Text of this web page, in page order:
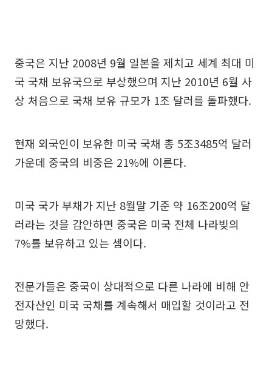
중국은 지난 2008년 9월 일본을 제치고 세계 최대 미
국 국채 보유국으로 부상했으며 지난 2010년 6월 사
상 처음으로 국채 보유 규모가 1조 달러를 돌파했다.
현재 외국인이 보유한 미국 국채 총 5조3485억 달러
가운데 중국의 비중은 21%에 이른다.
미국 국가 부채가 지난 8월말 기준 약 16조200억 달
러라는 것을 감안하면 중국은 미국 전체 나라빚의
7%를 보유하고 있는 셈이다.
전문가들은 중국이 상대적으로 다른 나라에 비해 안
전자산인 미국 국채를 계속해서 매입할 것이라고 전
망했다.